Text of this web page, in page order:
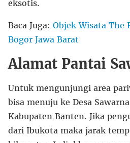
eksotis.
Baca Juga: Objek Wisata The
Bogor Jawa Barat
Alamat Pantai
Untuk mengunjungi area
bisa menuju ke Desa
Kabupaten Banten. Jika
dari Ibukota maka jarak